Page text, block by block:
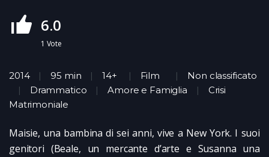
6.0
1 Vote
2014 95 min 14+ Film
Non classificato
Drammatico
Amore e Famiglia
Crisi
Matrimoniale
Maisie, una bambina di sei anni, vive a New York. I suoi
genitori (Beale, un mercante d’arte e Susanna una